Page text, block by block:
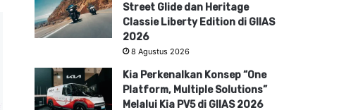
Street Glide dan Heritage
Classie Liberty Edition di GIIAS
2026
8 Agustus 2026
Kia Perkenalkan Konsep “One
Platform, Multiple Solutions”
Melalui Kia PV5 di GIIAS 2026